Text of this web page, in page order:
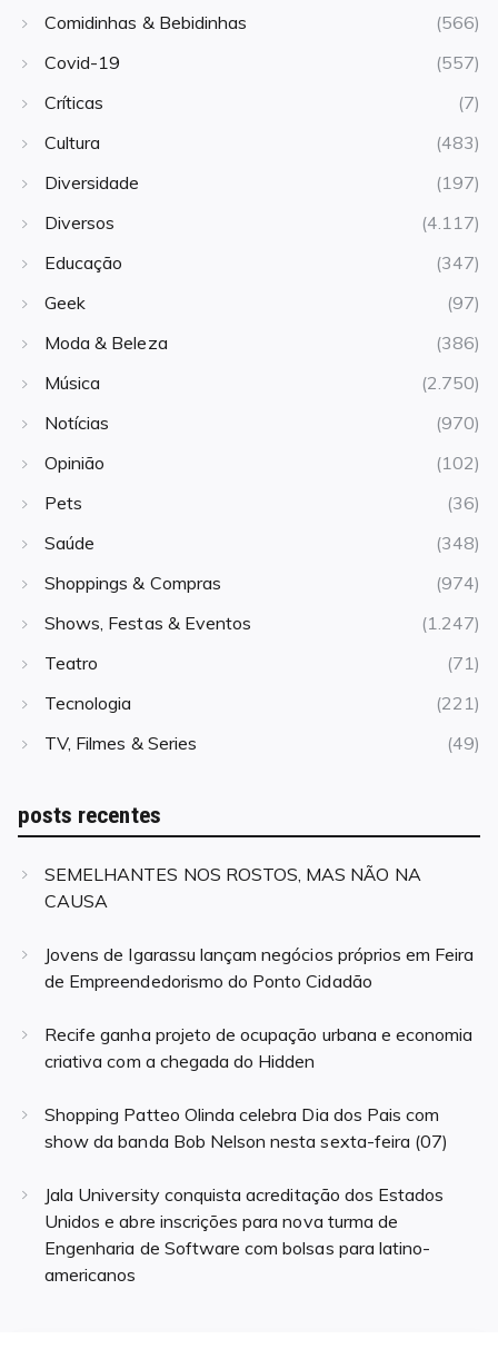
Comidinhas & Bebidinhas
(566)
Covid-19
(557)
Críticas
(7)
Cultura
(483)
Diversidade
(197)
Diversos
(4.117)
Educação
(347)
Geek
(97)
Moda & Beleza
(386)
Música
(2.750)
Notícias
(970)
Opinião
(102)
Pets
(36)
Saúde
(348)
Shoppings & Compras
(974)
Shows, Festas & Eventos
(1.247)
Teatro
(71)
Tecnologia
(221)
TV, Filmes & Series
(49)
posts recentes
SEMELHANTES NOS ROSTOS, MAS NÃO NA
CAUSA
Jovens de Igarassu lançam negócios próprios em Feira
de Empreendedorismo do Ponto Cidadão
Recife ganha projeto de ocupação urbana e economia
criativa com a chegada do Hidden
Shopping Patteo Olinda celebra Dia dos Pais com
show da banda Bob Nelson nesta sexta-feira (07)
Jala University conquista acreditação dos Estados
Unidos e abre inscrições para nova turma de
Engenharia de Software com bolsas para latino-
americanos